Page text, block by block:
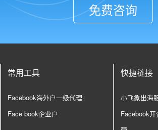
免费咨询
常用工具
Facebook海外户一级代理
Face book企业户
快捷裢接
小飞象出海
Facebook